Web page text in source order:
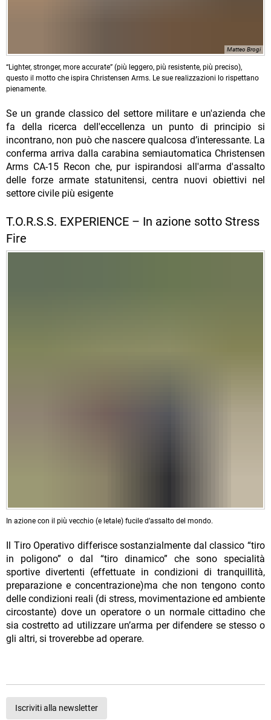
Matteo Brogi
“Lighter, stronger, more accurate” (più leggero, più resistente, più preciso),
questo il motto che ispira Christensen Arms. Le sue realizzazioni lo rispettano
pienamente.
Se un grande classico del settore militare e un'azienda che
fa della ricerca dell'eccellenza un punto di principio si
incontrano, non può che nascere qualcosa d’interessante. La
conferma arriva dalla carabina semiautomatica Christensen
Arms CA-15 Recon che, pur ispirandosi all'arma d'assalto
delle forze armate statunitensi, centra nuovi obiettivi nel
settore civile più esigente
T.O.R.S.S. EXPERIENCE – In azione sotto Stress
Fire
In azione con il più vecchio (e letale) fucile d’assalto del mondo.
Il Tiro Operativo differisce sostanzialmente dal classico “tiro
in poligono” o dal “tiro dinamico” che sono specialità
sportive divertenti (effettuate in condizioni di tranquillità,
preparazione e concentrazione)ma che non tengono conto
delle condizioni reali (di stress, movimentazione ed ambiente
circostante) dove un operatore o un normale cittadino che
sia costretto ad utilizzare un’arma per difendere se stesso o
gli altri, si troverebbe ad operare.
Iscriviti alla newsletter